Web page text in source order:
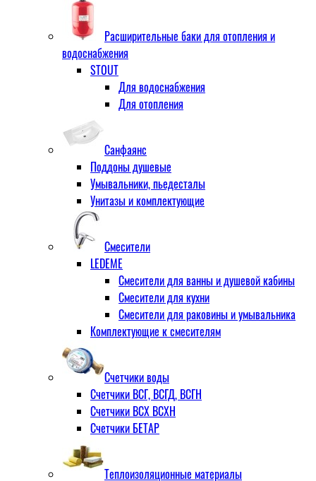
Расширительные баки для отопления и
водоснабжения
STOUT
Для водоснабжения
Для отопления
Санфаянс
Поддоны душевые
Умывальники, пьедесталы
Унитазы и комплектующие
Смесители
LEDEME
Смесители для ванны и душевой кабины
Смесители для кухни
Смесители для раковины и умывальника
Комплектующие к смесителям
Счетчики воды
Счетчики ВСГ, ВСГД, ВСГН
Счетчики ВСХ ВСХН
Счетчики БЕТАР
Теплоизоляционные материалы